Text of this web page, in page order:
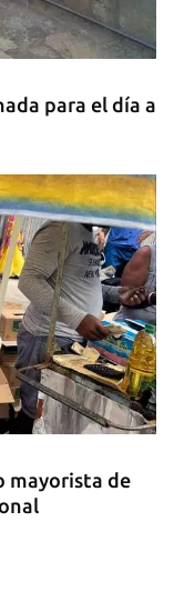
para el día a
mayorista de